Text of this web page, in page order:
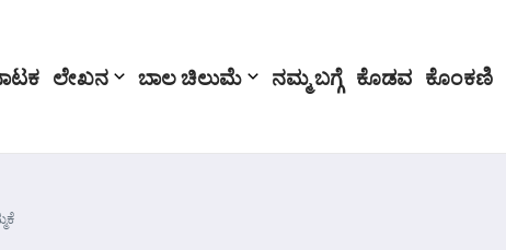
ಲೇಖನ ಬಾಲ ಚಿಲುಮೆ ನಮ್ಮ ಬಗ್ಗೆ ಕೊಡವ ಕೊಂಕಣಿ